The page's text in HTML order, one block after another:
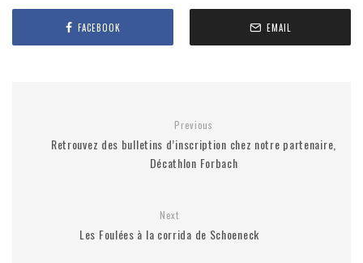
FACEBOOK EMAIL
Previous
Retrouvez des bulletins d’inscription chez notre partenaire,
Décathlon Forbach
Next
Les Foulées à la corrida de Schoeneck